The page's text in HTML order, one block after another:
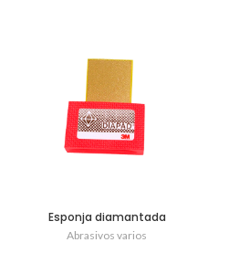
Esponja diamantada
Abrasivos varios